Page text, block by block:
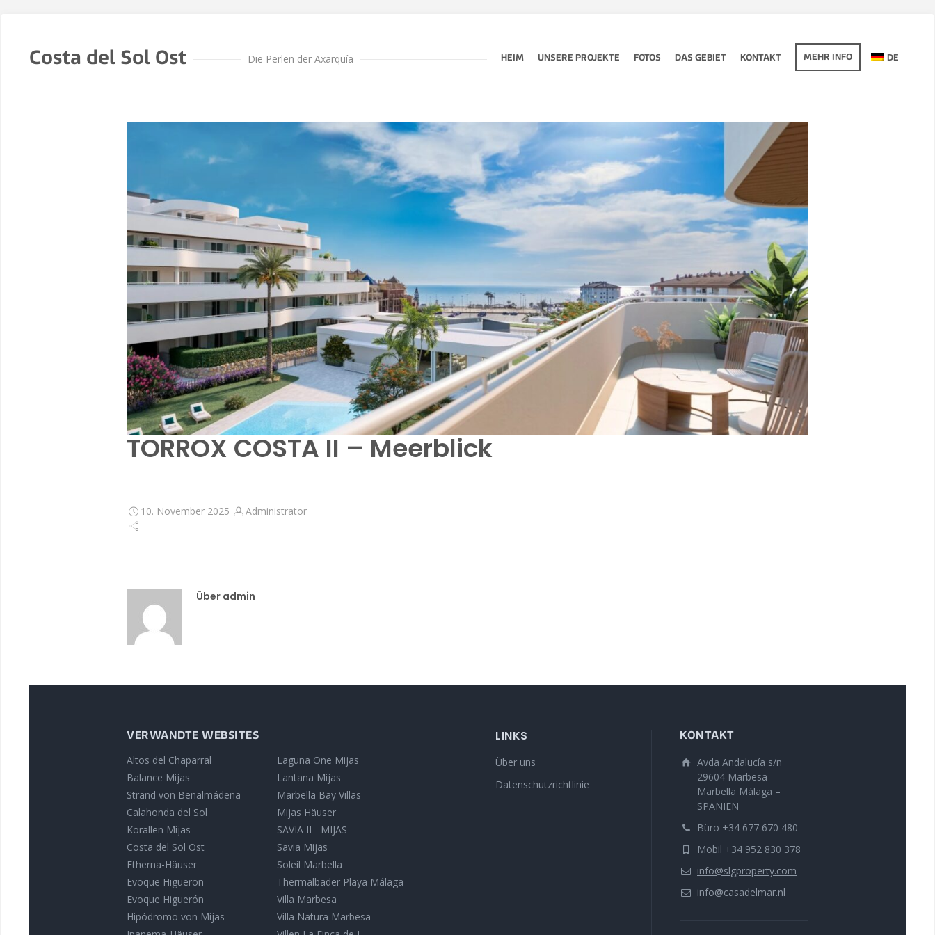
Costa del Sol Ost Die Perlen der Axarquía HEIM UNSERE PROJEKTE FOTOS DAS GEBIET KONTAKT MEHR INFO DE
TORROX COSTA II – Meerblick
10. November 2025 Administrator
Über admin
VERWANDTE WEBSITES
Altos del Chaparral
Balance Mijas
Strand von Benalmádena
Calahonda del Sol
Korallen Mijas
Costa del Sol Ost
Etherna-Häuser
Evoque Higueron
Evoque Higuerón
Hipódromo von Mijas
Laguna One Mijas
Lantana Mijas
Marbella Bay Villas
Mijas Häuser
SAVIA II - MIJAS
Savia Mijas
Soleil Marbella
Thermalbäder Playa Málaga
Villa Marbesa
Villa Natura Marbesa
LINKS
Über uns
Datenschutzrichtlinie
KONTAKT
Avda Andalucía s/n
29604 Marbesa –
Marbella Málaga –
SPANIEN
Büro +34 677 670 480
Mobil +34 952 830 378
info@slgproperty.com
info@casadelmar.nl